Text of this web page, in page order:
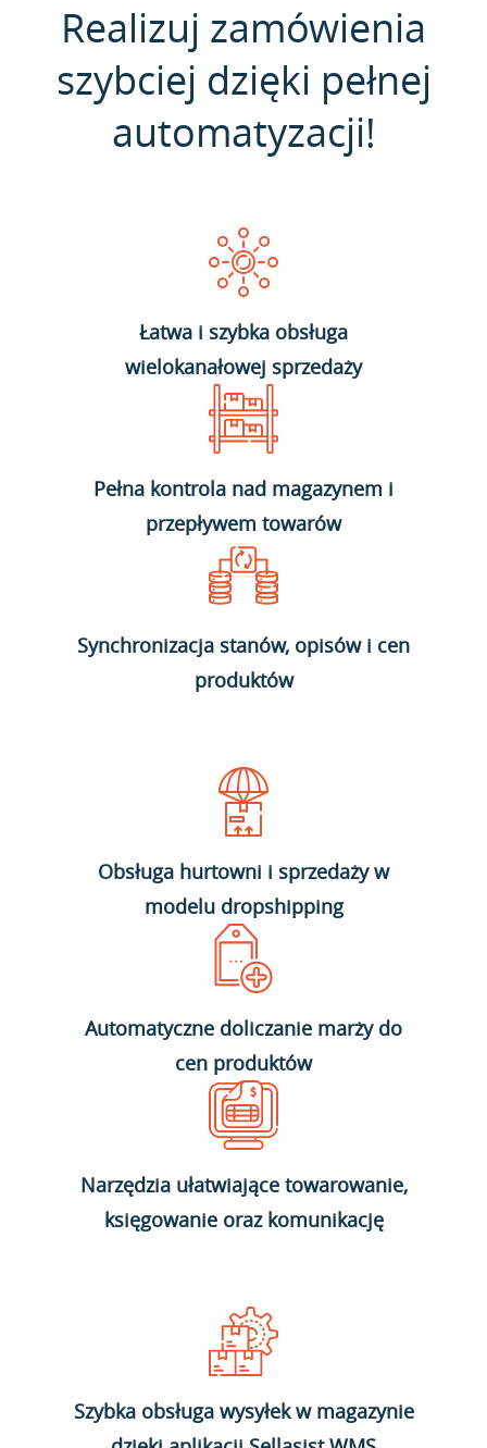
Realizuj zamówienia
szybciej dzięki pełnej
automatyzacji!
Łatwa i szybka obsługa
wielokanałowej sprzedaży
Pełna kontrola nad magazynem i
przepływem towarów
Synchronizacja stanów, opisów i cen
produktów
Obsługa hurtowni i sprzedaży w
modelu dropshipping
Automatyczne doliczanie marży do
cen produktów
Narzędzia ułatwiające towarowanie,
księgowanie oraz komunikację
Szybka obsługa wysyłek w magazynie